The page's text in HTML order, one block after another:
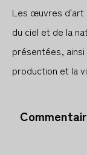
Les œuvres d'art
du ciel et de la
présentées,
production et la